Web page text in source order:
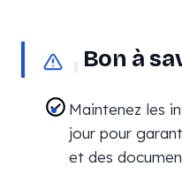
Bon à
Maintenez les
jour pour
et des